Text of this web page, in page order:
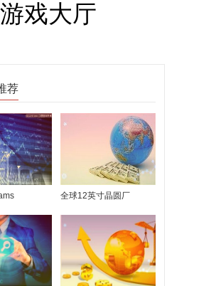
戏大厅
荐
全球12英寸晶圆厂